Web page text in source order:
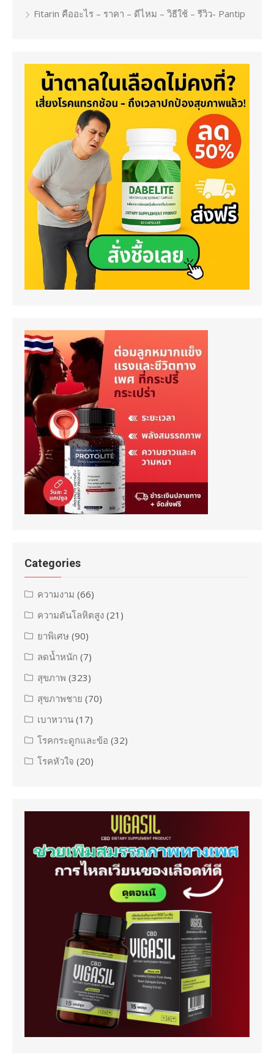
Fitarin คืออะไร – ราคา – ดีไหม – วิธีใช้ – รีวิว- Pantip
Categories
ความงาม (66)
ความดันโลหิตสูง (21)
ยาพิเศษ (90)
ลดน้ำหนัก (7)
สุขภาพ (323)
สุขภาพชาย (70)
เบาหวาน (17)
โรคกระดูกและข้อ (32)
โรคหัวใจ (20)